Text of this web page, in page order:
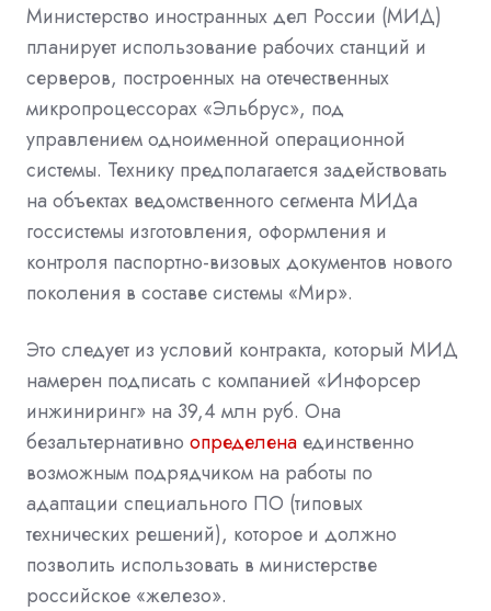
Министерство иностранных дел России (МИД)
планирует использование рабочих станций и
серверов, построенных на отечественных
микропроцессорах «Эльбрус», под
управлением одноименной операционной
системы. Технику предполагается задействовать
на объектах ведомственного сегмента МИДа
госсистемы изготовления, оформления и
контроля паспортно-визовых документов нового
поколения в составе системы «Мир».
Это следует из условий контракта, который МИД
намерен подписать с компанией «Инфорсер
инжиниринг» на 39,4 млн руб. Она
безальтернативно определенаединственно
возможным подрядчиком на работы по
адаптации специального ПО (типовых
технических решений), которое и должно
позволить использовать в министерстве
российское «железо».